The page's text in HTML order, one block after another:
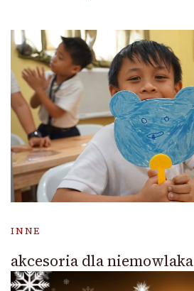
INNE
akcesoria dla niemowlaka